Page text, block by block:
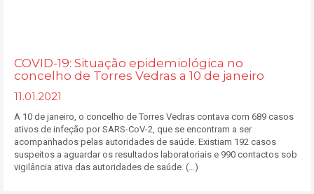
COVID-19: Situação epidemiológica no
concelho de Torres Vedras a 10 de janeiro
11.01.2021
A 10 de janeiro, o concelho de Torres Vedras contava com 689 casos
ativos de infeção por SARS-CoV-2, que se encontram a ser
acompanhados pelas autoridades de saúde. Existiam 192 casos
suspeitos a aguardar os resultados laboratoriais e 990 contactos sob
vigilância ativa das autoridades de saúde. (...)